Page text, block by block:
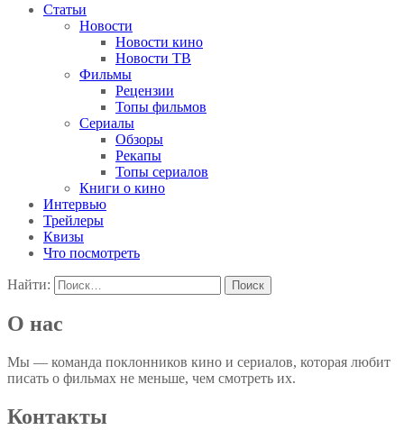
Статьи
Новости
Новости кино
Новости ТВ
Фильмы
Рецензии
Топы фильмов
Сериалы
Обзоры
Рекапы
Топы сериалов
Книги о кино
Интервью
Трейлеры
Квизы
Что посмотреть
Найти:
О нас
Мы — команда поклонников кино и сериалов, которая любит
писать о фильмах не меньше, чем смотреть их.
Контакты